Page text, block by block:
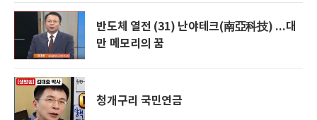
반도체 열전 (31) 난야테크(南亞科技) ...대
만 메모리의 꿈
청개구리 국민연금